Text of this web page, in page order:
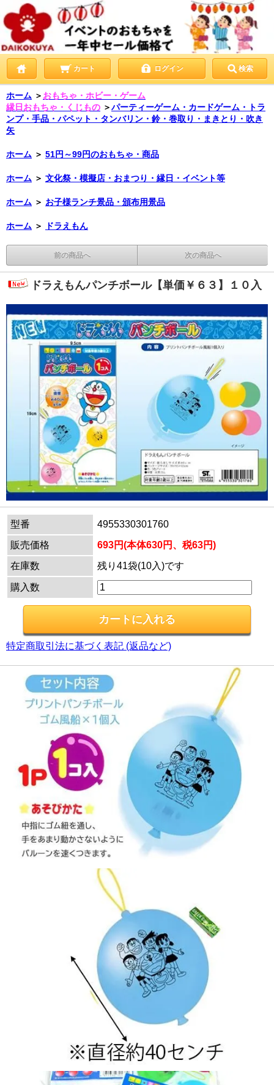
カート ログイン 検索
ホーム ＞ おもちゃ・ホビー・ゲーム
縁日おもちゃ・くじもの ＞パーティーゲーム・カードゲーム・トラ
ンプ・手品・パペット・タンバリン・鈴・巻取り・まきとり・吹き
矢
ホーム ＞ 51円～99円のおもちゃ・商品
ホーム ＞ 文化祭・模擬店・おまつり・縁日・イベント等
ホーム ＞ お子様ランチ景品・頒布用景品
ホーム ＞ ドラえもん
前の商品へ 次の商品へ
ドラえもんパンチボール【単価￥６３】１０入
型番
4955330301760
販売価格
693円(本体630円、税63円)
在庫数
残り41袋(10入)です
購入数
特定商取引法に基づく表記 (返品など)